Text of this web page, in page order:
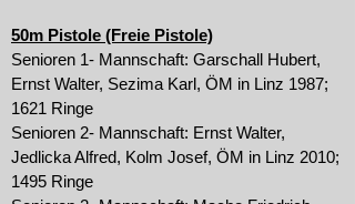
50m Pistole (Freie Pistole)
Senioren 1- Mannschaft: Garschall Hubert,
Ernst Walter, Sezima Karl, ÖM in Linz 1987;
1621 Ringe
Senioren 2- Mannschaft: Ernst Walter,
Jedlicka Alfred, Kolm Josef, ÖM in Linz 2010;
1495 Ringe